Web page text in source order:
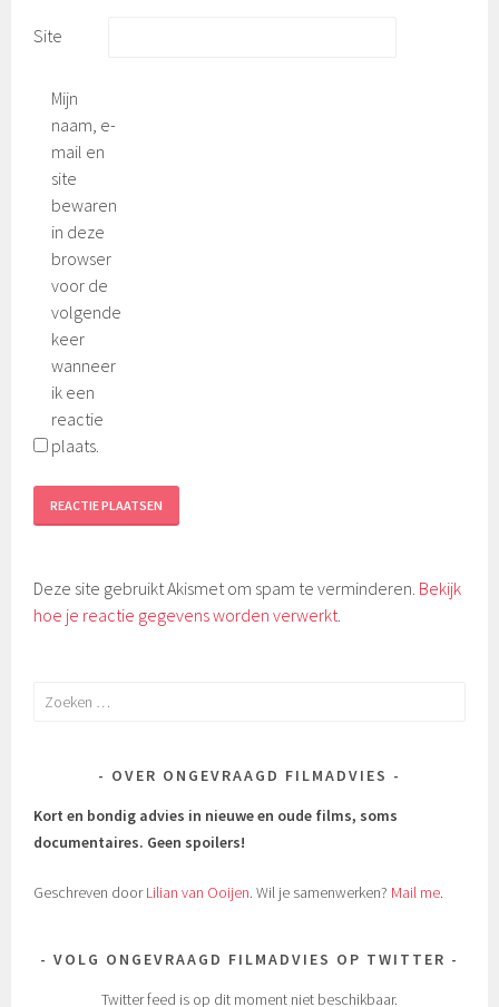
Site
Mijn
naam, e-
mail en
site
bewaren
in deze
browser
voor de
volgende
keer
wanneer
ik een
reactie
plaats.
Deze site gebruikt Akismet om spam te verminderen. Bekijk
hoe je reactie gegevens worden verwerkt
Zoeken
OVER ONGEVRAAGD FILMADVIES
Kort en bondig advies in nieuwe en oude films, soms
documentaires. Geen spoilers!
Geschreven doorLilian van Ooijen. Wil je samenwerken? Mail me.
VOLG ONGEVRAAGD FILMADVIES OP TWITTER
Twitter feed is op dit moment niet beschikbaar.